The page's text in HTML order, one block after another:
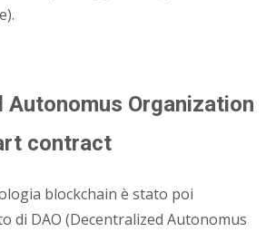
Autonomus Organization
contract
blockchain è stato poi
di DAO (Decentralized Autonomus